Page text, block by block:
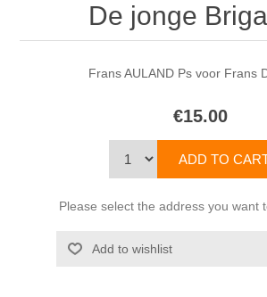
De jonge
Frans AULAND Ps voor Frans
€15.00
Please select the address you want